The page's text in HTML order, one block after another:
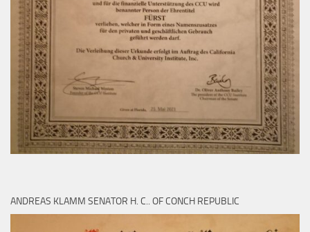
ANDREAS KLAMM SENATOR H. C.. OF CONCH REPUBLIC